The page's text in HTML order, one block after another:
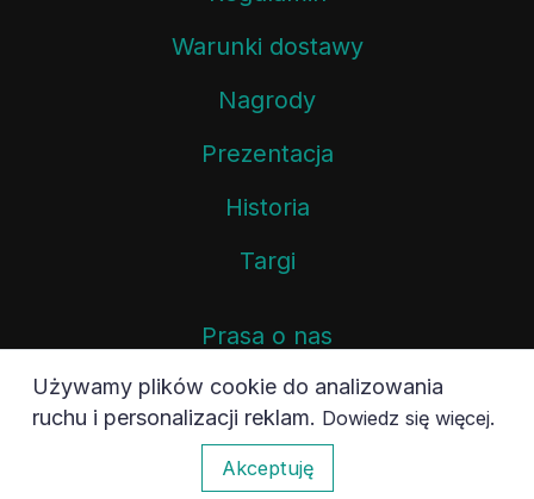
Warunki dostawy
Nagrody
Prezentacja
Historia
Targi
Prasa o nas
AGAWA dzieciom
Polityka prywatności
Mural AGAWA.PL
Używamy plików cookie do analizowania
ruchu i personalizacji reklam.